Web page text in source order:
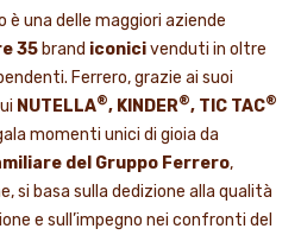
è una delle maggiori aziende
35 brand iconicivenduti in oltre
Ferrero, grazie ai suoi
NUTELLA®, KINDER®, TIC TAC®
momenti unici di gioia da
del Gruppo Ferrero,
si basa sulla dedizione alla qualità
e sull’impegno nei confronti del